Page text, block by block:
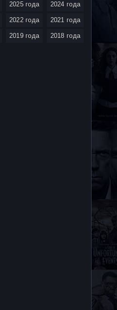
2025 года 2024 года
2022 года 2021 года
2019 года 2018 года